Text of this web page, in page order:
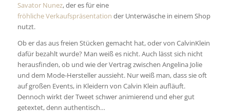
Savator Nunez, der es für eine
fröhliche Verkaufspräsentation der Unterwäsche in einem Shop
nutzt.
Ob er das aus freien Stücken gemacht hat, oder von CalvinKlein
dafür bezahlt wurde? Man weiß es nicht. Auch lässt sich nicht
herausfinden, ob und wie der Vertrag zwischen Angelina Jolie
und dem Mode-Hersteller aussieht. Nur weiß man, dass sie oft
auf großen Events, in Kleidern von Calvin Klein aufläuft.
Dennoch wirkt der Tweet schwer animierend und eher gut
getextet, denn authentisch…